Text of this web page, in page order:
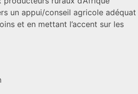
un appui/conseil agricole adéquat
et en mettant l’accent sur les